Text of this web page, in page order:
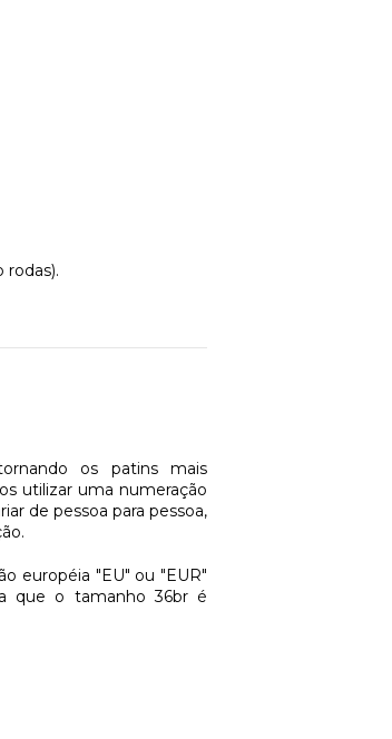
rodas).
os patins mais
utilizar uma numeração
de pessoa para pessoa,
européia "EU" ou "EUR"
que o tamanho 36br é